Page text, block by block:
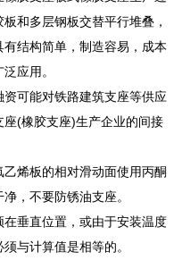
和多层钢板交替平行堆叠，
结构简单，制造容易，成本
应用。
可能对铁路建筑支座等供应
(橡胶支座)生产企业的间接
烯板的相对滑动面使用丙酮
，不要防锈油支座。
垂直位置，或由于安装温度
与计算值是相等的。